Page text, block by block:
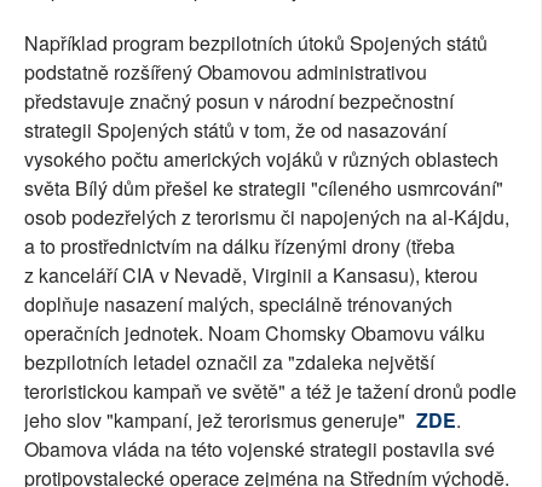
Například program bezpilotních útoků Spojených států
podstatně rozšířený Obamovou administrativou
představuje značný posun v národní bezpečnostní
strategii Spojených států v tom, že od nasazování
vysokého počtu amerických vojáků v různých oblastech
světa Bílý dům přešel ke strategii "cíleného usmrcování"
osob podezřelých z terorismu či napojených na al-Kájdu,
a to prostřednictvím na dálku řízenými drony (třeba
z kanceláří CIA v Nevadě, Virginii a Kansasu), kterou
doplňuje nasazení malých, speciálně trénovaných
operačních jednotek. Noam Chomsky Obamovu válku
bezpilotních letadel označil za "zdaleka největší
teroristickou kampaň ve světě" a též je tažení dronů podle
jeho slov "kampaní, jež terorismus generuje" ZDE.
Obamova vláda na této vojenské strategii postavila své
protipovstalecké operace zejména na Středním východě.